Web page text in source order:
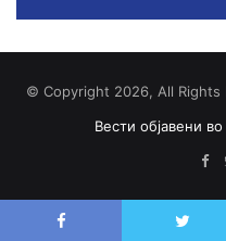
© Copyright 2026, All
Вести објавени